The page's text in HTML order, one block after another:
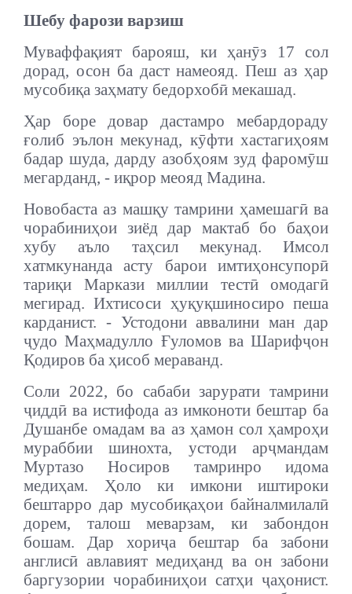
Шебу фарози варзиш
Муваффақият барояш, ки ҳанӯз 17 сол
дорад, осон ба даст намеояд. Пеш аз ҳар
мусобиқа заҳмату бедорхобӣ мекашад.
Ҳар боре довар дастамро мебардораду
ғолиб эълон мекунад, кӯфти хастагиҳоям
бадар шуда, дарду азобҳоям зуд фаромӯш
мегарданд, - иқрор меояд Мадина.
Новобаста аз машқу тамрини ҳамешагӣ ва
чорабиниҳои зиёд дар мактаб бо баҳои
хубу аъло таҳсил мекунад. Имсол
хатмкунанда асту барои имтиҳонсупорӣ
тариқи Маркази миллии тестӣ омодагӣ
мегирад. Ихтисоси ҳуқуқшиносиро пеша
карданист. - Устодони аввалини ман дар
ҷудо Маҳмадулло Ғуломов ва Шарифҷон
Қодиров ба ҳисоб мераванд.
Соли 2022, бо сабаби зарурати тамрини
ҷиддӣ ва истифода аз имконоти бештар ба
Душанбе омадам ва аз ҳамон сол ҳамроҳи
мураббии шинохта, устоди арҷмандам
Муртазо Носиров тамринро идома
медиҳам. Ҳоло ки имкони иштироки
бештарро дар мусобиқаҳои байналмилалӣ
дорем, талош меварзам, ки забондон
бошам. Дар хориҷа бештар ба забони
англисӣ авлавият медиҳанд ва он забони
баргузории чорабиниҳои сатҳи ҷаҳонист.